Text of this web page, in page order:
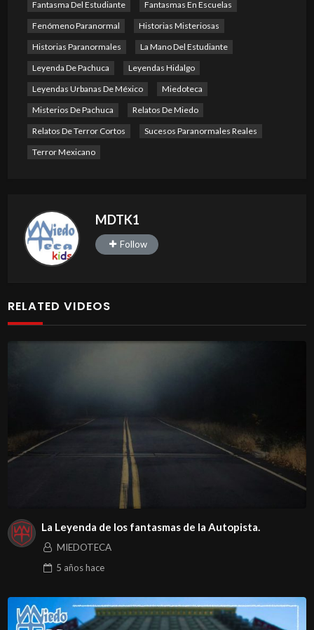
Fantasma Del Estudiante
Fantasmas En Escuelas
Fenómeno Paranormal
Historias Misteriosas
Historias Paranormales
La Mano Del Estudiante
Leyenda De Pachuca
Leyendas Hidalgo
Leyendas Urbanas De México
Miedoteca
Misterios De Pachuca
Relatos De Miedo
Relatos De Terror Cortos
Sucesos Paranormales Reales
Terror Mexicano
MDTK1
Follow
RELATED VIDEOS
La Leyenda de los fantasmas de la Autopista.
MIEDOTECA
5 añoshace